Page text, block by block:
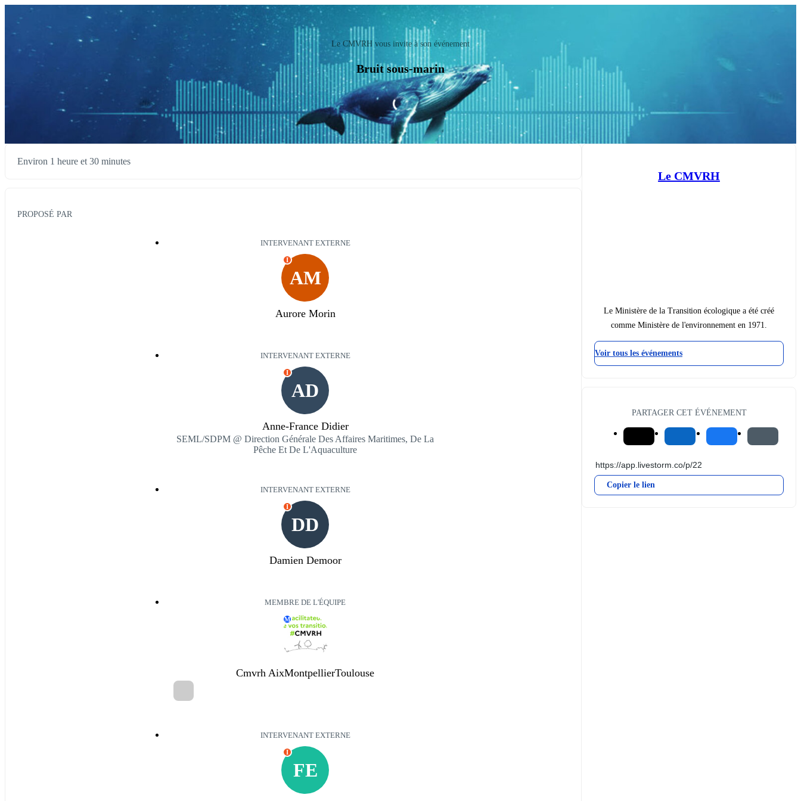
Le CMVRH vous invite à son événement
Bruit sous-marin
Environ 1 heure et 30 minutes
PROPOSÉ PAR
INTERVENANT EXTERNE
AM
I
Aurore Morin
INTERVENANT EXTERNE
AD
I
Anne-France Didier
SEML/SDPM @ Direction Générale Des Affaires Maritimes, De La
Pêche Et De L'Aquaculture
INTERVENANT EXTERNE
DD
I
Damien Demoor
MEMBRE DE L'ÉQUIPE
M
Cmvrh AixMontpellierToulouse
INTERVENANT EXTERNE
FE
I
Le CMVRH
Le Ministère de la Transition écologique a été créé
comme Ministère de l'environnement en 1971.
Voir tous les événements
PARTAGER CET ÉVÉNEMENT
Copier le lien